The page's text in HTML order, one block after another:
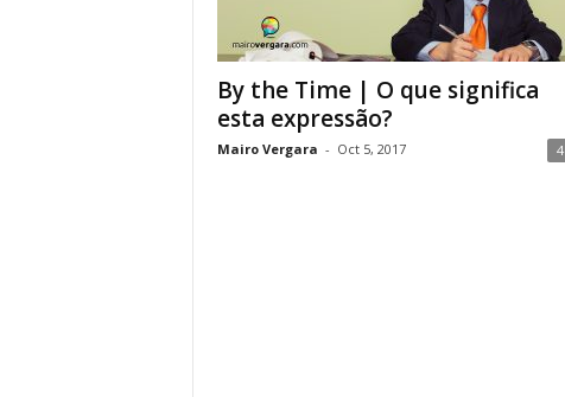
By the Time | O que significa
esta expressão?
Mairo Vergara - Oct 5, 2017 4